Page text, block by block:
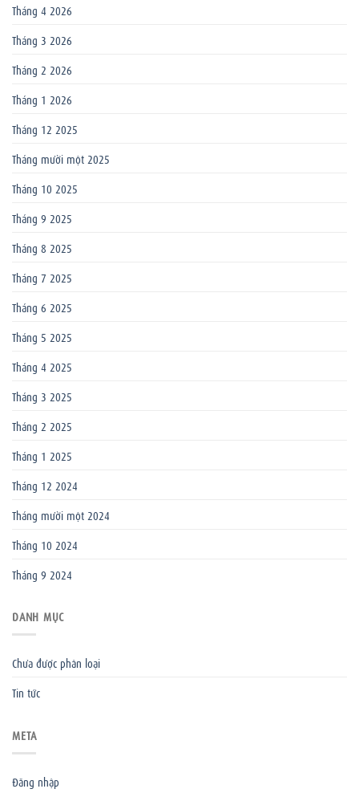
Tháng 4 2026
Tháng 3 2026
Tháng 2 2026
Tháng 1 2026
Tháng 12 2025
Tháng mười một 2025
Tháng 10 2025
Tháng 9 2025
Tháng 8 2025
Tháng 7 2025
Tháng 6 2025
Tháng 5 2025
Tháng 4 2025
Tháng 3 2025
Tháng 2 2025
Tháng 1 2025
Tháng 12 2024
Tháng mười một 2024
Tháng 10 2024
Tháng 9 2024
DANH MỤC
Chưa được phân loại
Tin tức
META
Đăng nhập